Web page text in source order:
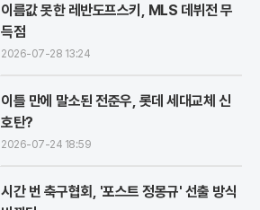
이름값 못한 레반도프스키, MLS 데뷔전 무
득점
2026-07-28 13:24
이틀 만에 말소된 전준우, 롯데 세대교체 신
호탄?
2026-07-24 18:59
시간 번 축구협회, '포스트 정몽규' 선출 방식